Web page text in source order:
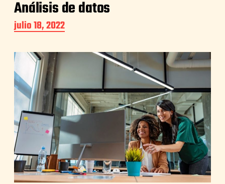
Análisis de datos
julio 18, 2022